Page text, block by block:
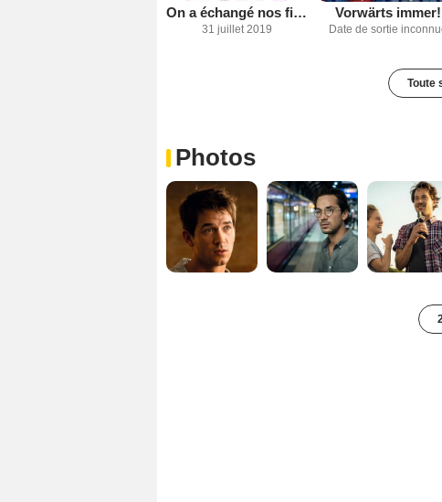
On a échangé nos filles
31 juillet 2019
Vorwärts immer!
Date de sortie
Toute
Photos